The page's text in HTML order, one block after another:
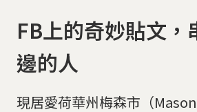
FB上的奇妙貼文，
邊的人
現居愛荷華州梅森市（